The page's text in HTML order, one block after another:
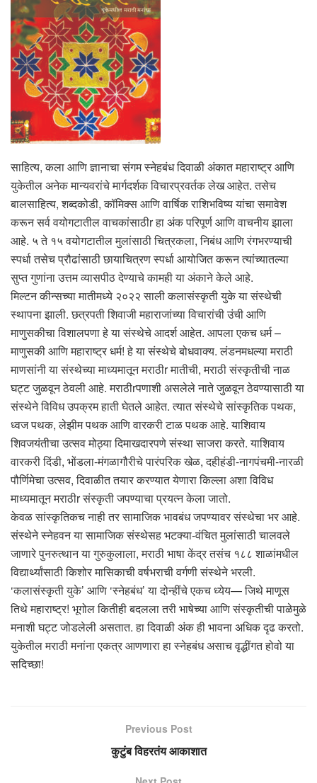
साहित्य, कला आणि ज्ञानाचा संगम स्नेहबंध दिवाळी अंकात महाराष्ट्र आणि
युकेतील अनेक मान्यवरांचे मार्गदर्शक विचारप्रवर्तक लेख आहेत. तसेच
बालसाहित्य, शब्दकोडी, कॉमिक्स आणि वार्षिक राशिभविष्य यांचा समावेश
करून सर्व वयोगटातील वाचकांसाठीr हा अंक परिपूर्ण आणि वाचनीय झाला
आहे. ५ ते १५ वयोगटातील मुलांसाठी चित्रकला, निबंध आणि रंगभरण्याची
स्पर्धा तसेच प्रौढांसाठी छायाचित्रण स्पर्धा आयोजित करून त्यांच्यातल्या
सुप्त गुणांना उत्तम व्यासपीठ देण्याचे कामही या अंकाने केले आहे.
मिल्टन कीन्सच्या मातीमध्ये २०२२ साली कलासंस्कृती युके या संस्थेची
स्थापना झाली. छत्रपती शिवाजी महाराजांच्या विचारांची उंची आणि
माणुसकीचा विशालपणा हे या संस्थेचे आदर्श आहेत. आपला एकच धर्म –
माणुसकी आणि महाराष्ट्र धर्म! हे या संस्थेचे बोधवाक्य. लंडनमधल्या मराठी
माणसांनी या संस्थेच्या माध्यमातून मराठीr मातीची, मराठी संस्कृतीची नाळ
घट्ट जुळवून ठेवली आहे. मराठीrपणाशी असलेले नाते जुळवून ठेवण्यासाठी या
संस्थेने विविध उपक्रम हाती घेतले आहेत. त्यात संस्थेचे सांस्कृतिक पथक,
ध्वज पथक, लेझीम पथक आणि वारकरी टाळ पथक आहे. याशिवाय
शिवजयंतीचा उत्सव मोठ्या दिमाखदारपणे संस्था साजरा करते. याशिवाय
वारकरी दिंडी, भोंडला-मंगळागौरीचे पारंपरिक खेळ, दहीहंडी-नागपंचमी-नारळी
पौर्णिमेचा उत्सव, दिवाळीत तयार करण्यात येणारा किल्ला अशा विविध
माध्यमातून मराठीr संस्कृती जपण्याचा प्रयत्न केला जातो.
केवळ सांस्कृतिकच नाही तर सामाजिक भावबंध जपण्यावर संस्थेचा भर आहे.
संस्थेने स्नेहवन या सामाजिक संस्थेसह भटक्या-वंचित मुलांसाठी चालवले
जाणारे पुनरुत्थान या गुरुकुलाला, मराठी भाषा केंद्र तसंच १८८ शाळांमधील
विद्यार्थ्यांसाठी किशोर मासिकाची वर्षभराची वर्गणी संस्थेने भरली.
‘कलासंस्कृती युके’ आणि ‘स्नेहबंध’ या दोन्हींचे एकच ध्येय— जिथे माणूस
तिथे महाराष्ट्र! भूगोल कितीही बदलला तरी भाषेच्या आणि संस्कृतीची पाळेमुळे
मनाशी घट्ट जोडलेली असतात. हा दिवाळी अंक ही भावना अधिक दृढ करतो.
युकेतील मराठी मनांना एकत्र आणणारा हा स्नेहबंध असाच वृद्धींगत होवो या
सदिच्छा!
Previous Post
कुटुंब विहरतंय आकाशात